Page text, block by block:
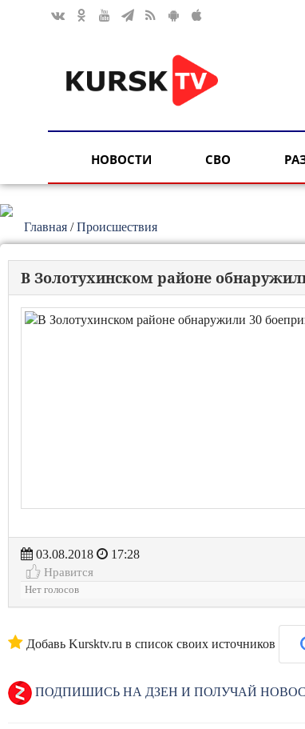
НОВОСТИ СВО
Главная /Происшествия
В Золотухинском районе
03.08.2018
17:28
Нравится
Нет голосов
Добавь Kursktv.ru в список своих источников
ПОДПИШИСЬ НА ДЗЕН И ПОЛУЧАЙ